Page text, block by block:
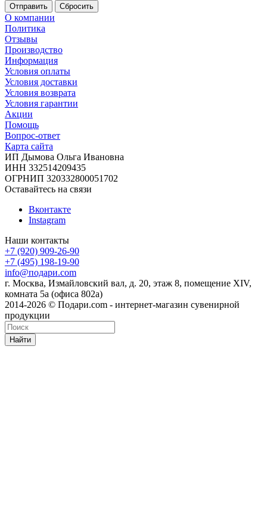
Сбросить
О компании
Политика
Отзывы
Производство
Информация
Условия оплаты
Условия доставки
Условия возврата
Условия гарантии
Акции
Помощь
Вопрос-ответ
Карта сайта
ИП Дымова Ольга Ивановна
ИНН 332514209435
ОГРНИП 320332800051702
Оставайтесь на связи
Вконтакте
Instagram
Наши контакты
+7 (920) 909-26-90
+7 (495) 198-19-90
info@подари.com
г. Москва, Измайловский вал, д. 20, этаж 8, помещение XIV,
комната 5а (офиса 802а)
2014-2026 © Подари.com - интернет-магазин сувенирной
продукции
Найти